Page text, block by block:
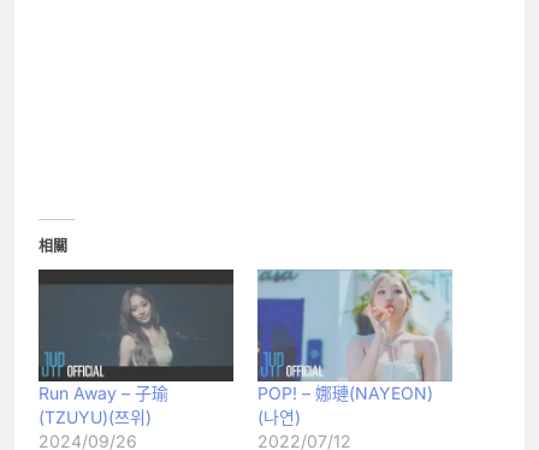
相關
Run Away – 子瑜
(TZUYU)(쯔위)
2024/09/26
POP! – 娜璉(NAYEON)
(나연)
2022/07/12